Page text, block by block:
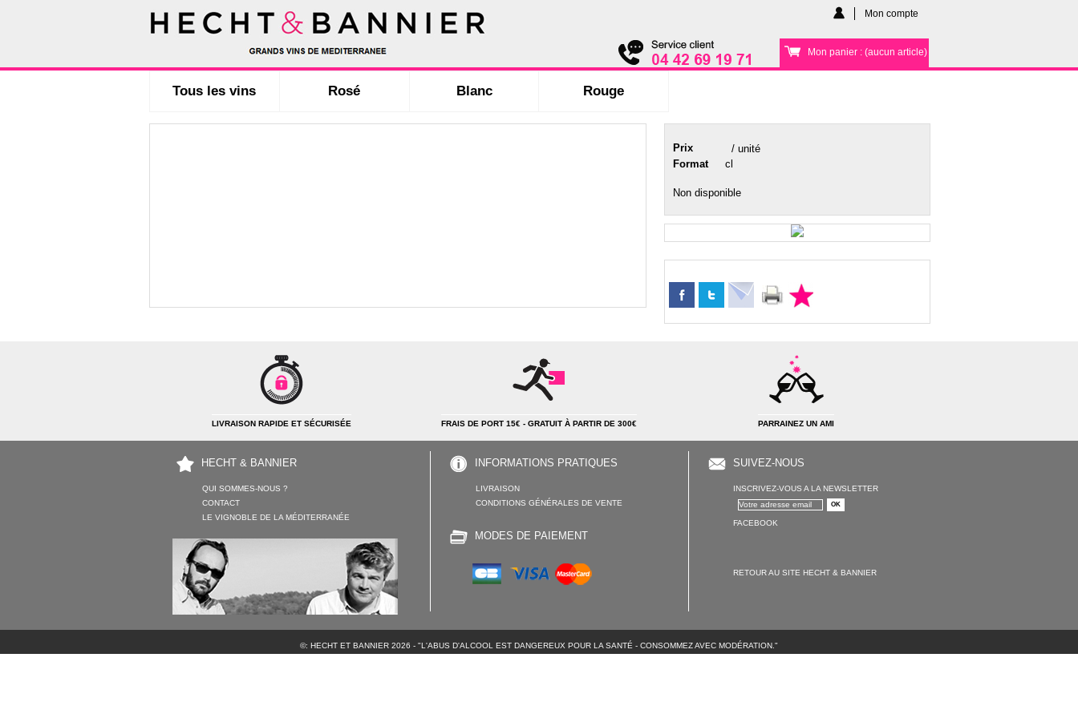
Mon compte
Mon panier : (aucun article)
Tous les vins Rosé Blanc Rouge
Prix
/ unité
Format
cl
Non disponible
Partager sur Facebook
Partager sur Twitter
Envoyer par email
Imprimer
LIVRAISON RAPIDE ET SÉCURISÉE FRAIS DE PORT 15€ - GRATUIT À PARTIR DE 300€ PARRAINEZ UN AMI
HECHT & BANNIER
QUI SOMMES-NOUS ?
CONTACT
LE VIGNOBLE DE LA MÉDITERRANÉE
INFORMATIONS PRATIQUES
LIVRAISON
CONDITIONS GÉNÉRALES DE VENTE
MODES DE PAIEMENT
SUIVEZ-NOUS
INSCRIVEZ-VOUS A LA NEWSLETTER
FACEBOOK
RETOUR AU SITE HECHT & BANNIER
©: HECHT ET BANNIER 2026 - "L'ABUS D'ALCOOL EST DANGEREUX POUR LA SANTÉ - CONSOMMEZ AVEC MODÉRATION."